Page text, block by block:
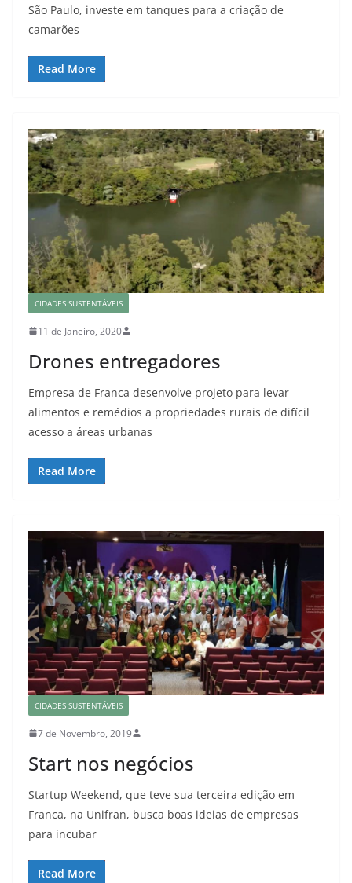
São Paulo, investe em tanques para a criação de
camarões
Read More
CIDADES SUSTENTÁVEIS
11 de Janeiro, 2020
Drones entregadores
Empresa de Franca desenvolve projeto para levar
alimentos e remédios a propriedades rurais de difícil
acesso a áreas urbanas
Read More
CIDADES SUSTENTÁVEIS
7 de Novembro, 2019
Start nos negócios
Startup Weekend, que teve sua terceira edição em
Franca, na Unifran, busca boas ideias de empresas
para incubar
Read More